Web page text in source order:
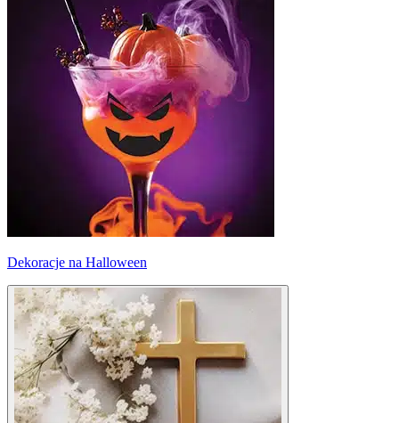
Dekoracje na Halloween